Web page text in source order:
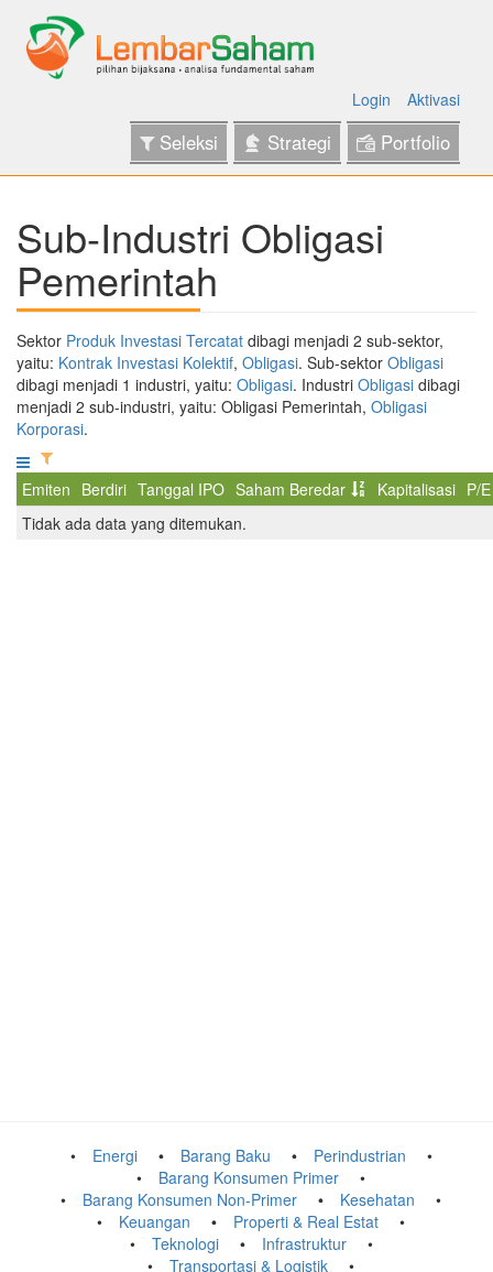
Login Aktivasi
Seleksi Strategi Portfolio
Sub-Industri Obligasi
Pemerintah
Sektor Produk Investasi Tercatat dibagi menjadi 2 sub-sektor,
yaitu: Kontrak Investasi Kolektif, Obligasi. Sub-sektor Obligasi
dibagi menjadi 1 industri, yaitu: Obligasi. Industri Obligasi dibagi
menjadi 2 sub-industri, yaitu: Obligasi Pemerintah, Obligasi
Korporasi.
Emiten Berdiri Tanggal IPO Saham Beredar Kapitalisasi P/E
Tidak ada data yang ditemukan.
Energi Barang Baku
Perindustrian
Barang Konsumen Primer
Barang Konsumen Non-Primer
Kesehatan
Keuangan
Properti & Real Estat
Teknologi
Infrastruktur
Transportasi & Logistik